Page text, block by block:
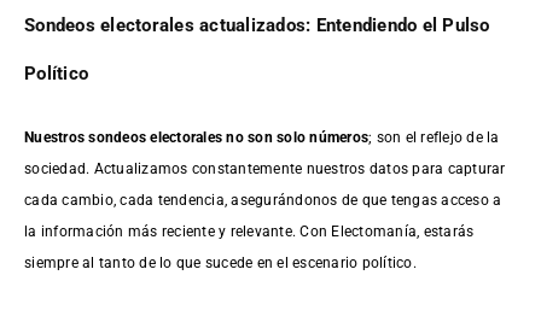
Sondeos electorales actualizados: Entendiendo el Pulso
Político
Nuestros sondeos electorales no son solo números; son el reflejo de la
sociedad. Actualizamos constantemente nuestros datos para capturar
cada cambio, cada tendencia, asegurándonos de que tengas acceso a
la información más reciente y relevante. Con Electomanía, estarás
siempre al tanto de lo que sucede en el escenario político.